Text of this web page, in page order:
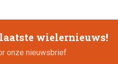
wielernieuws!
onze nieuwsbrief